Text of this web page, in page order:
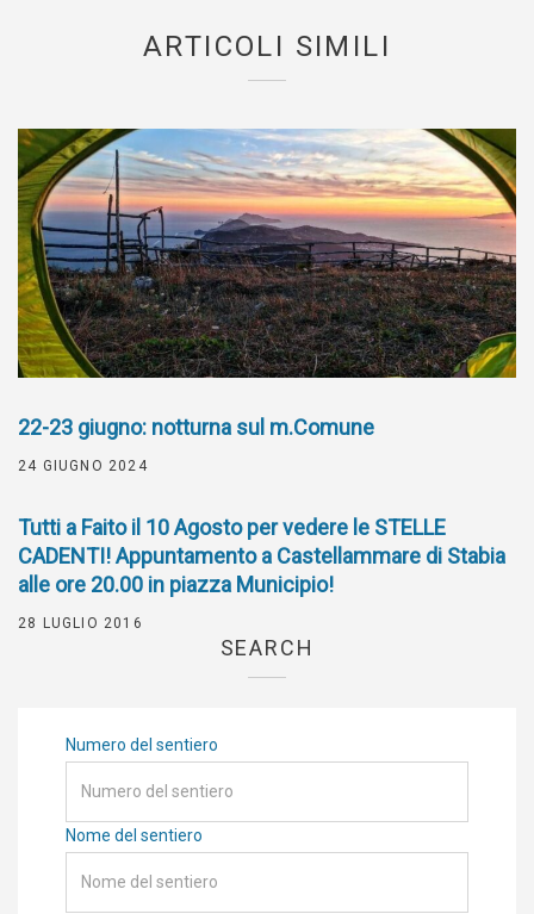
ARTICOLI SIMILI
22-23 giugno: notturna sul m.Comune
24 GIUGNO 2024
Tutti a Faito il 10 Agosto per vedere le STELLE
CADENTI! Appuntamento a Castellammare di Stabia
alle ore 20.00 in piazza Municipio!
28 LUGLIO 2016
SEARCH
Numero del sentiero
Nome del sentiero